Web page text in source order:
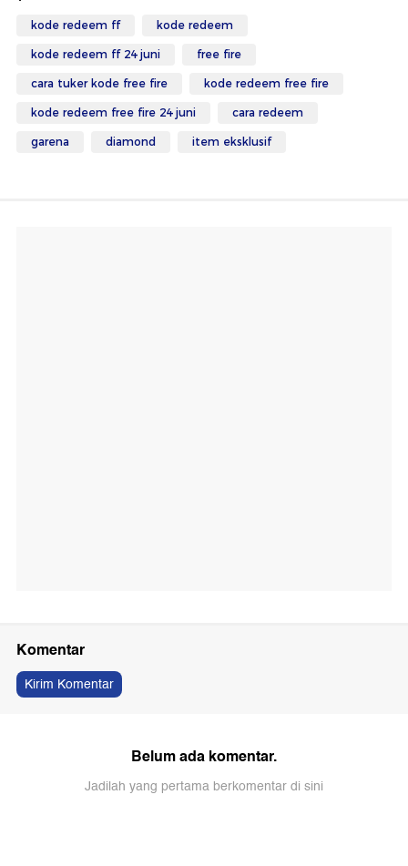
kode redeem ff kode redeem
kode redeem ff 24 juni free fire
cara tuker kode free fire kode redeem free fire
kode redeem free fire 24 juni cara redeem
garena diamond item eksklusif
Komentar
Kirim Komentar
Belum ada komentar.
Jadilah yang pertama berkomentar di sini